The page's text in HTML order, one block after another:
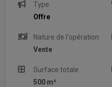
Type
Offre
Nature de l'opération
Vente
Surface totale
500 m²